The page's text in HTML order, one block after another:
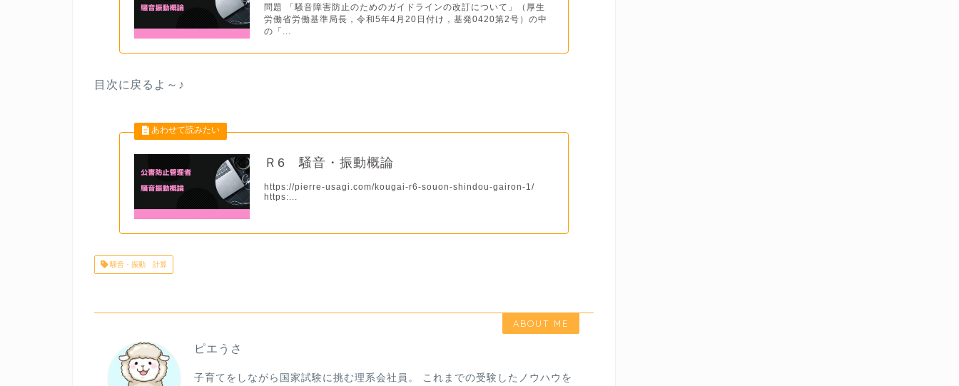
問題 「騒音障害防止のためのガイドラインの改訂について」（厚生
労働省労働基準局長，令和5年4月20日付け，基発0420第2号）の中
の「...
目次に戻るよ～♪
Ｒ6 騒音・振動概論
https://pierre-usagi.com/kougai-r6-souon-shindou-gairon-1/
https:...
騒音・振動 計算
ABOUT ME
ピエうさ
子育てをしながら国家試験に挑む理系会社員。 これまでの受験したノウハウを